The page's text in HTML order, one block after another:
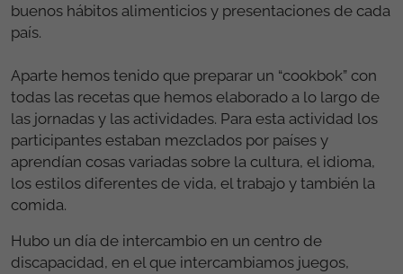
buenos hábitos alimenticios y presentaciones de cada
país.
Aparte hemos tenido que preparar un “cookbok” con
todas las recetas que hemos elaborado a lo largo de
las jornadas y las actividades. Para esta actividad los
participantes estaban mezclados por países y
aprendían cosas variadas sobre la cultura, el idioma,
los estilos diferentes de vida, el trabajo y también la
comida.
Hubo un día de intercambio en un centro de
discapacidad, en el que intercambiamos juegos,